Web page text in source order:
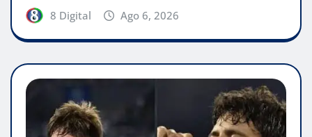
8 Digital Ago 6, 2026